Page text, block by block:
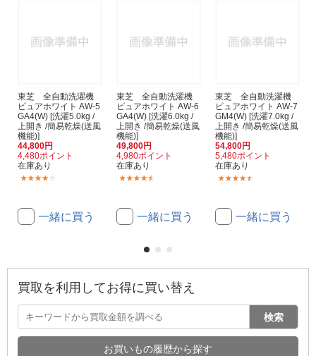
東芝 全自動洗濯機
ピュアホワイト AW-5
GA4(W) [洗濯5.0kg /
上開き /簡易乾燥(送風
機能)]
44,800円
4,480ポイント
在庫あり
一緒に買う
東芝 全自動洗濯機
ピュアホワイト AW-6
GA4(W) [洗濯6.0kg /
上開き /簡易乾燥(送風
機能)]
49,800円
4,980ポイント
在庫あり
一緒に買う
東芝 全自動洗濯機
ピュアホワイト AW-7
GM4(W) [洗濯7.0kg /
上開き /簡易乾燥(送風
機能)]
54,800円
5,480ポイント
在庫あり
一緒に買う
買取を利用してお得に買い替え
検索
お買いもの履歴から探す